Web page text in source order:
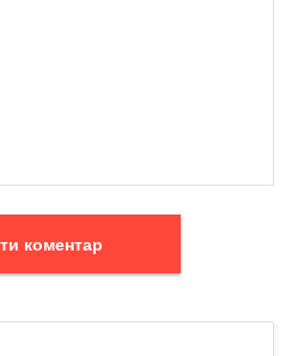
Залишити коментар